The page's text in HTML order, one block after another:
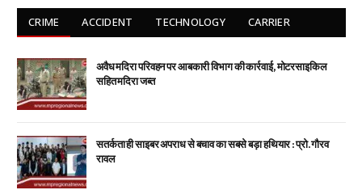
CRIME ACCIDENT TECHNOLOGY CARRIER
अवैध मदिरा परिवहन पर आबकारी विभाग की कार्रवाई, मोटरसाइकिल
सहित मदिरा जब्त
सतर्कता ही साइबर अपराध से बचाव का सबसे बड़ा हथियार : प्रो. गौरव
रावल